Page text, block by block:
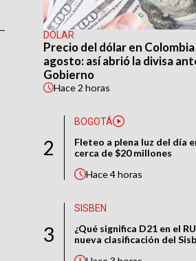
DÓLAR
Precio del dólar en Colombia
agosto: así abrió la divisa
Gobierno
Hace2 horas
2
BOGOTÁ
Fleteo a plena luz del día
cerca de $20 millones
Hace4 horas
3
SISBEN
¿Qué significa D21 en el
nueva clasificación del